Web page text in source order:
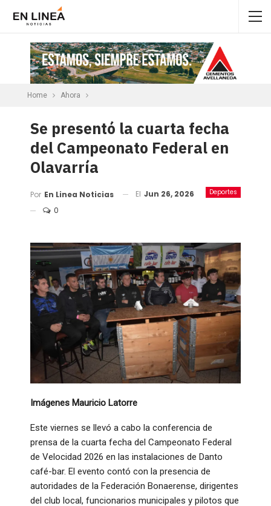
Home Ahora
Se presentó la cuarta fecha
del Campeonato Federal en
Olavarría
Deportes
Por En Linea Noticias El Jun 26, 2026
0
Imágenes Mauricio Latorre
Este viernes se llevó a cabo la conferencia de
prensa de la cuarta fecha del Campeonato Federal
de Velocidad 2026 en las instalaciones de Danto
café-bar. El evento contó con la presencia de
autoridades de la Federación Bonaerense, dirigentes
del club local, funcionarios municipales y pilotos que